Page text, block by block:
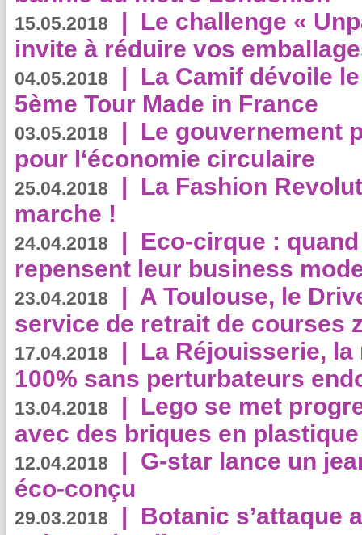
15.05.2018 | Le challenge «
invite à réduire vos
04.05.2018 | La Camif dévoile
5ème Tour Made in France
03.05.2018 | Le gouvernement
pour l‘économie circulaire
25.04.2018 | La Fashion
marche !
24.04.2018 | Eco-cirque :
repensent leur business
23.04.2018 | A Toulouse, le
service de retrait de courses
17.04.2018 | La Réjouisserie,
100% sans perturbateurs
13.04.2018 | Lego se met
avec des briques en
12.04.2018 | G-star lance un
éco-conçu
29.03.2018 | Botanic s’attaque